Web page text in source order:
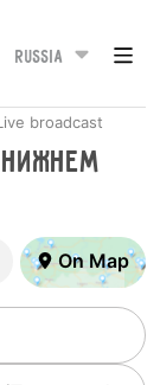
Russia
broadcast
Нижнем
On Map